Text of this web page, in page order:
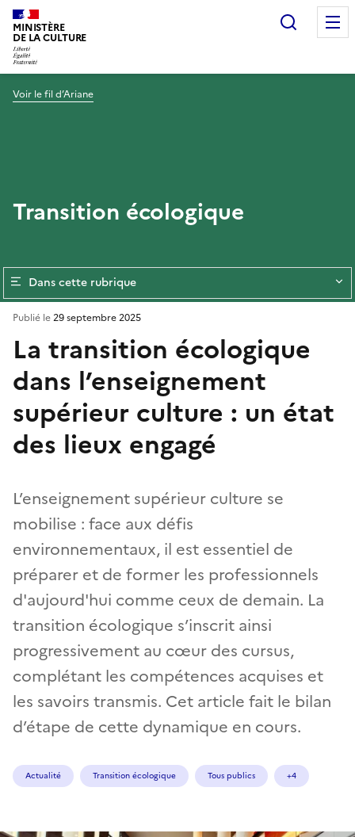
MINISTÈRE
DE LA CULTURE
Voir le fil d’Ariane
Transition écologique
Dans cette rubrique
La transition écologique
dans l’enseignement
supérieur culture : un état
des lieux engagé
L’enseignement supérieur culture se
mobilise : face aux défis
environnementaux, il est essentiel de
préparer et de former les professionnels
d'aujourd'hui comme ceux de demain. La
transition écologique s’inscrit ainsi
progressivement au cœur des cursus,
complétant les compétences acquises et
les savoirs transmis. Cet article fait le bilan
d’étape de cette dynamique en cours.
Publié le29 septembre 2025
Actualité Transition écologique Tous publics +4